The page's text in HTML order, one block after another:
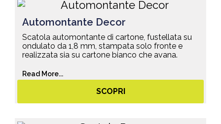
Automontante Decor
Scatola automontante di cartone, fustellata su
ondulato da 1,8 mm, stampata solo fronte e
realizzata sia su cartone bianco che avana.
Read More...
SCOPRI